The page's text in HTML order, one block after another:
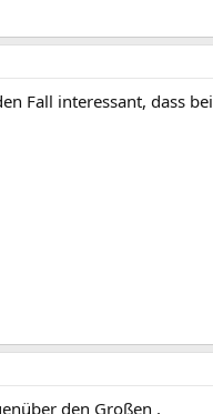
Fall interessant, dass
den Großen .